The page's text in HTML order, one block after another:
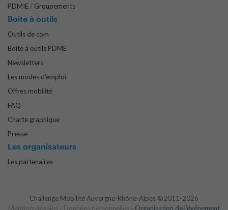
PDMIE / Groupements
Boite à outils
Outils de com
Boîte à outils PDME
Newsletters
Les modes d'emploi
Offres mobilité
FAQ
Charte graphique
Presse
Les organisateurs
Les partenaires
Challenge Mobilité Auvergne-Rhône-Alpes ©2011-2026
Mentions légales - Données personnelles - Organisation de l'événement